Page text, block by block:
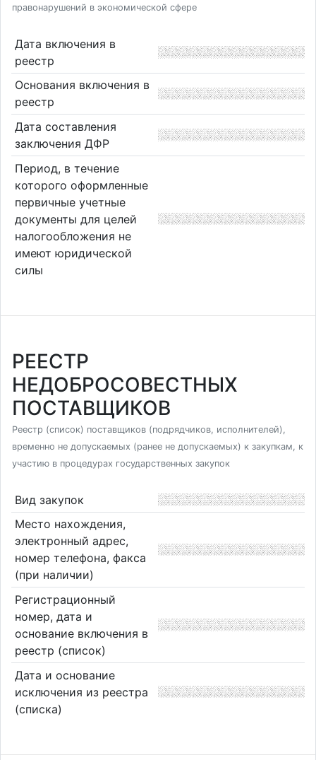
правонарушений в экономической сфере
Дата включения в
реестр
Основания включения в
реестр
Дата составления
заключения ДФР
Период, в течение
которого оформленные
первичные учетные
документы для целей
налогообложения не
имеют юридической
силы
РЕЕСТР
НЕДОБРОСОВЕСТНЫХ
ПОСТАВЩИКОВ
Реестр (список) поставщиков (подрядчиков, исполнителей),
временно не допускаемых (ранее не допускаемых) к закупкам, к
участию в процедурах государственных закупок
Вид закупок
Место нахождения,
электронный адрес,
номер телефона, факса
(при наличии)
Регистрационный
номер, дата и
основание включения в
реестр (список)
Дата и основание
исключения из реестра
(списка)